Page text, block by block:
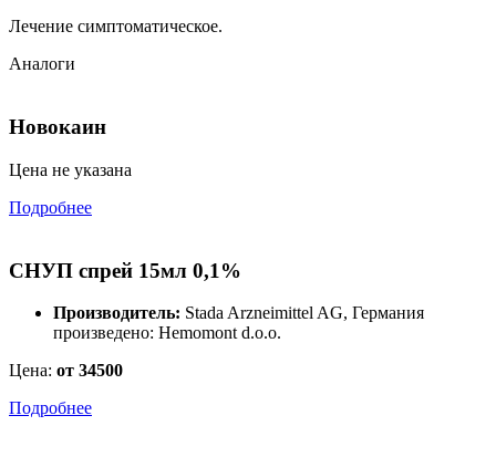
Лечение симптоматическое.
Аналоги
Новокаин
Цена не указана
Подробнее
СНУП спрей 15мл 0,1%
Производитель: Stada Arzneimittel AG, Германия
произведено: Hemomont d.o.o.
Цена: от 34500
Подробнее